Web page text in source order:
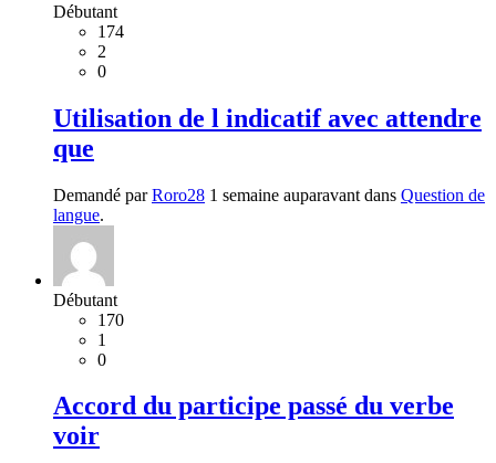
Débutant
174
2
0
Utilisation de l indicatif avec attendre
que
Demandé parRoro28 1 semaine auparavant dans Question de
langue.
Débutant
170
1
0
Accord du participe passé du verbe
voir